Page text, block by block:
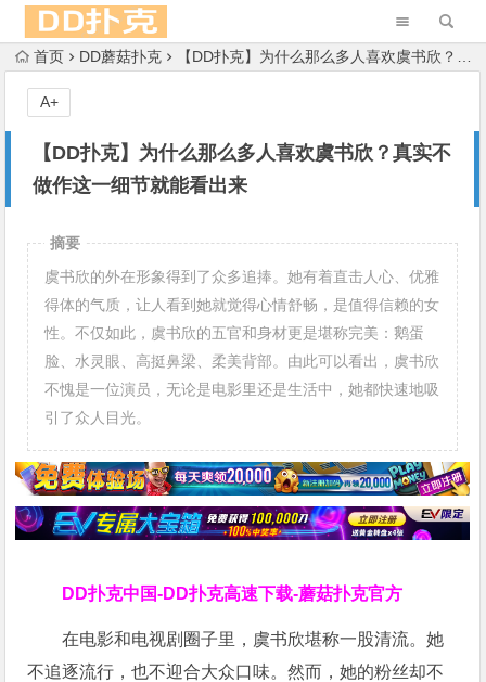
首页 DD蘑菇扑克 【DD扑克】为什么那么多人喜欢虞书欣？真实不做作这一细节就能看出来
【DD扑克】为什么那么多人喜欢虞书欣？真实不
做作这一细节就能看出来
A+
摘要
虞书欣的外在形象得到了众多追捧。她有着直击人心、优雅
得体的气质，让人看到她就觉得心情舒畅，是值得信赖的女
性。不仅如此，虞书欣的五官和身材更是堪称完美：鹅蛋
脸、水灵眼、高挺鼻梁、柔美背部。由此可以看出，虞书欣
不愧是一位演员，无论是电影里还是生活中，她都快速地吸
引了众人目光。
DD扑克中国-DD扑克高速下载-蘑菇扑克官方
在电影和电视剧圈子里，虞书欣堪称一股清流。她
不追逐流行，也不迎合大众口味。然而，她的粉丝却不